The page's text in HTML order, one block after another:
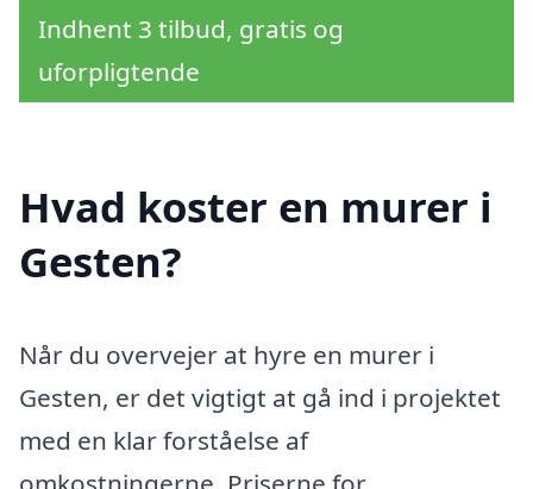
Indhent 3 tilbud, gratis og
uforpligtende
Hvad koster en murer i
Gesten?
Når du overvejer at hyre en murer i
Gesten, er det vigtigt at gå ind i projektet
med en klar forståelse af